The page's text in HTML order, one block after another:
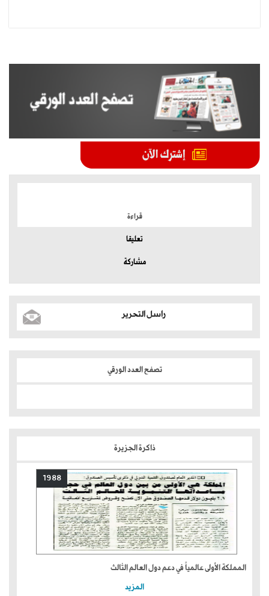
قراءة
تعليقا
مشاركة
راسل التحرير
تصفح العدد الورقي
ذاكرة الجزيرة
1988
المملكة الأولى عالمياً في دعم دول العالم الثالث
المزيد